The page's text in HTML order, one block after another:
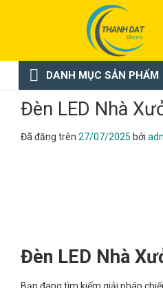
dung
DANH MỤC SẢN PHẨM
Đèn LED Nhà
Đã đăng trên 27/07/2025 bởi
Đèn LED Nhà